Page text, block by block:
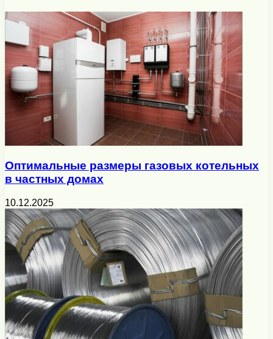
Оптимальные размеры газовых котельных
в частных домах
10.12.2025